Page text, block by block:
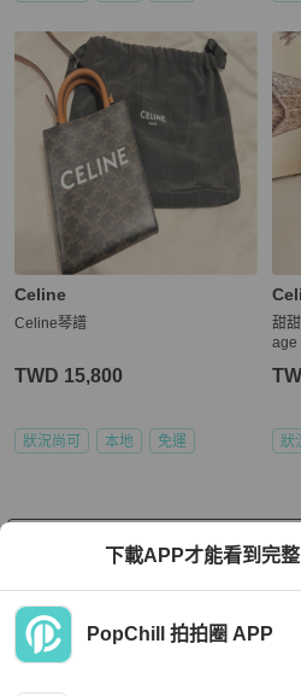
Celine
Celine琴譜
TWD 15,800
狀況尚可 本地 免運
甜
age
狀
看更多
下載APP才能看到完
PopChill 拍拍圈 APP